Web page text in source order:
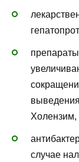
случае